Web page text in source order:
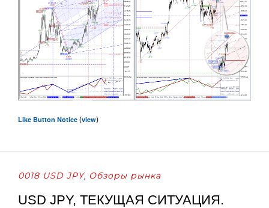
Like Button Notice (view)
0018 USD JPY, Обзоры рынка
USD JPY, ТЕКУЩАЯ СИТУАЦИЯ.